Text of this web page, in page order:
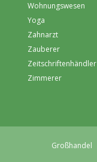
Wohnungswesen
Yoga
Zahnarzt
Zauberer
Zeitschriftenhändler
Zimmerer
Großhandel